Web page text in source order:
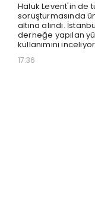
Haluk Levent'in de
soruşturmasında
altına alındı.
derneğe yapılan
kullanımını
17:36